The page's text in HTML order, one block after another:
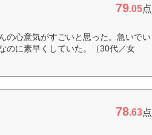
79.05点
の心意気がすごいと思った。急いでい
のに素早くしていた。（30代／女
78.63点